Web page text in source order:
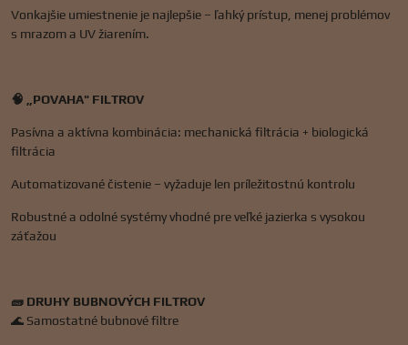
Vonkajšie umiestnenie je najlepšie – ľahký prístup, menej problémov
s mrazom a UV žiarením.
🧠 „POVAHA" FILTROV
Pasívna a aktívna kombinácia: mechanická filtrácia + biologická
filtrácia
Automatizované čistenie – vyžaduje len príležitostnú kontrolu
Robustné a odolné systémy vhodné pre veľké jazierka s vysokou
záťažou
🧱 DRUHY BUBNOVÝCH FILTROV
🌊 Samostatné bubnové filtre